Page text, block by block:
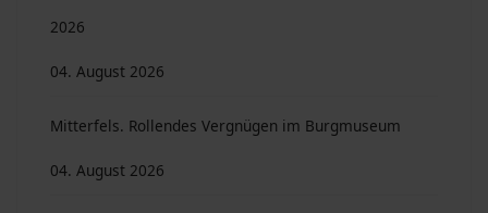
2026
04. August 2026
Mitterfels. Rollendes Vergnügen im Burgmuseum
04. August 2026